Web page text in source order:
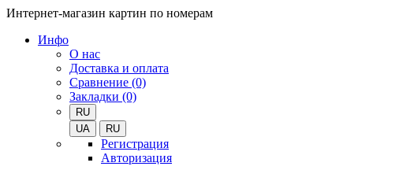
Интернет-магазин картин по номерам
Инфо
О нас
Доставка и оплата
Сравнение (0)
Закладки (0)
RU
UA
RU
Регистрация
Авторизация